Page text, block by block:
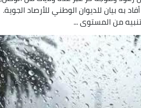
به بيان للديوان الوطني للأرصاد الجوية.
من المستوى ...